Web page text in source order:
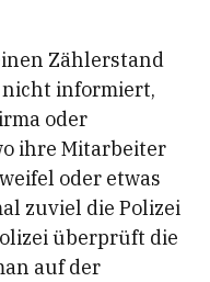
Zählerstand
informiert,
oder
ihre Mitarbeiter
oder etwas
zuviel die Polizei
überprüft die
auf der